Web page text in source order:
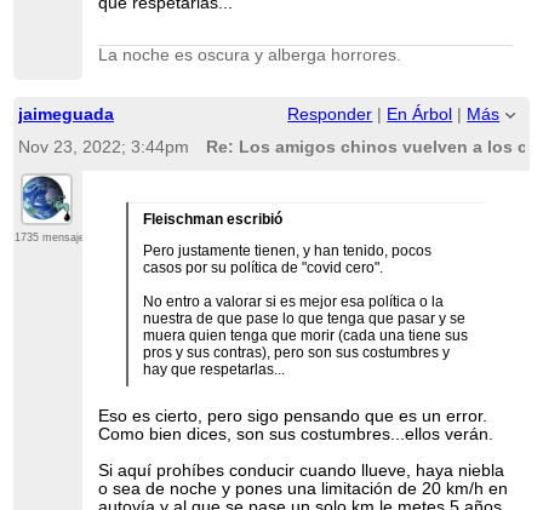
La noche es oscura y alberga horrores.
jaimeguada Responder | En Árbol | Más
Nov 23, 2022; 3:44pm
Re: Los amigos chinos vuelven a los
1735 mensajes
Fleischman escribió
Pero justamente tienen, y han tenido, pocos
casos por su política de "covid cero".
No entro a valorar si es mejor esa política o la
nuestra de que pase lo que tenga que pasar y se
muera quien tenga que morir (cada una tiene sus
pros y sus contras), pero son sus costumbres y
hay que respetarlas...
Eso es cierto, pero sigo pensando que es un error.
Como bien dices, son sus costumbres...ellos verán.
Si aquí prohíbes conducir cuando llueve, haya niebla
o sea de noche y pones una limitación de 20 km/h en